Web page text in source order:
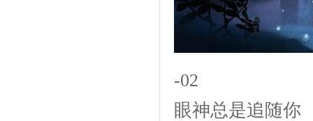
-02
眼神总是追随你